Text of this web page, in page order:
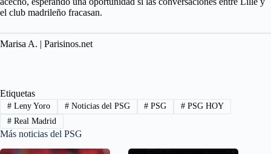
el club madrileño fracasan.
Marisa A. | Parisinos.net
Etiquetas
#Leny Yoro #Noticias del PSG # PSG # PSG HOY
#Real Madrid
Más noticias del PSG